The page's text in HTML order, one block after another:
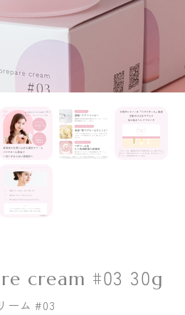
cream #03 30g
ーム #03